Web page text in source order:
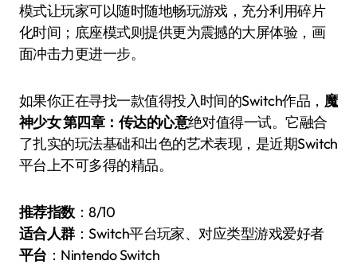
模式让玩家可以随时随地畅玩游戏，充分利用碎片
化时间；底座模式则提供更为震撼的大屏体验，画
面冲击力更进一步。
如果你正在寻找一款值得投入时间的Switch作品， 魔
神少女 第四章：传达的心意绝对值得一试。它融合
了扎实的玩法基础和出色的艺术表现，是近期Switch
平台上不可多得的精品。
推荐指数：8/10
适合人群：Switch平台玩家、对应类型游戏爱好者
平台 ：Nintendo Switch